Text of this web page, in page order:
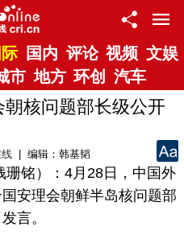
际 国内 评论 视频 文娱
市 地方 环创 汽车
核问题部长级公开
线 | 编辑：韩基韬
铭）：4月28日，中国外
安理会朝鲜半岛核问题部
言。